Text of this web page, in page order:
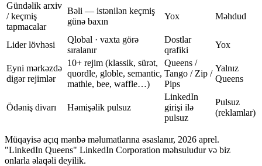
Gündəlik arxiv
/ keçmiş
tapmacalar
Bəli — istənilən keçmiş
günə baxın
Yox Məhdud
Lider lövhəsi
Qlobal · vaxta görə
sıralanır
Dostlar
qrafiki
Yox
Eyni mərkəzdə
digər rejimlər
10+ rejim (klassik, sürət,
quordle, globle, semantic,
mathle, bee, waffle…)
Queens /
Tango / Zip /
Pips
Yalnız
Queens
Ödəniş divarı Həmişəlik pulsuz
LinkedIn
girişi ilə
pulsuz
Pulsuz
(reklamlar)
Müqayisə açıq mənbə məlumatlarına əsaslanır, 2026 aprel.
"LinkedIn Queens" LinkedIn Corporation məhsuludur və biz
onlarla əlaqəli deyilik.